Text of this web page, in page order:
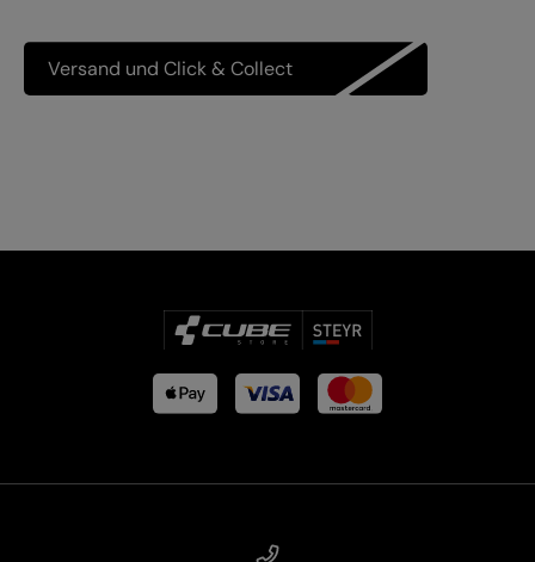
Versand und Click & Collect